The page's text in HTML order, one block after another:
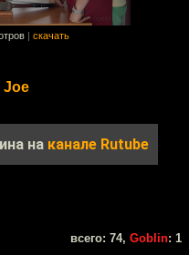
скачать
Joe
на канале Rutube
всего: 74, Goblin: 1